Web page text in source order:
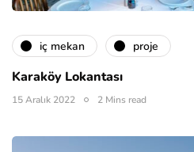
i̇ç mekan proje
Karaköy Lokantası
15 Aralık 2022 2 Mins read